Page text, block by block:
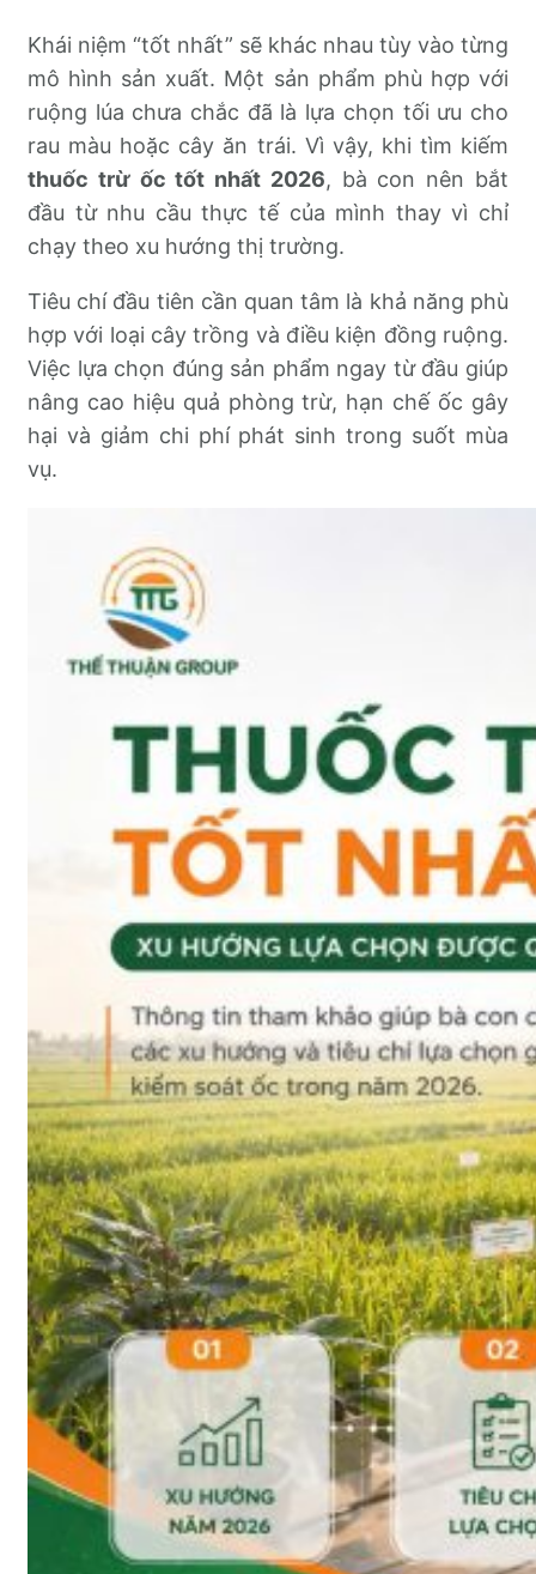
Khái niệm “tốt nhất” sẽ khác nhau tùy vào từng
mô hình sản xuất. Một sản phẩm phù hợp với
ruộng lúa chưa chắc đã là lựa chọn tối ưu cho
rau màu hoặc cây ăn trái. Vì vậy, khi tìm kiếm
thuốc trừ ốc tốt nhất 2026, bà con nên bắt
đầu từ nhu cầu thực tế của mình thay vì chỉ
chạy theo xu hướng thị trường.
Tiêu chí đầu tiên cần quan tâm là khả năng phù
hợp với loại cây trồng và điều kiện đồng ruộng.
Việc lựa chọn đúng sản phẩm ngay từ đầu giúp
nâng cao hiệu quả phòng trừ, hạn chế ốc gây
hại và giảm chi phí phát sinh trong suốt mùa
vụ.